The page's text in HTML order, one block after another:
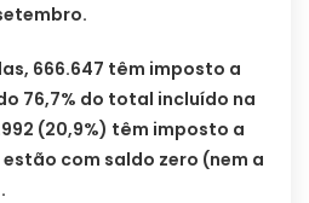
666.647 têm imposto a
76,7% do total incluído na
(20,9%) têm imposto a
com saldo zero (nem a